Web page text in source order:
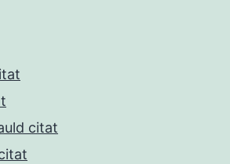
citat